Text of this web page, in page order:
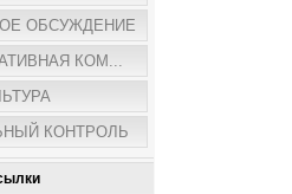
ОБСУЖДЕНИЕ
КОМ...
КОНТРОЛЬ